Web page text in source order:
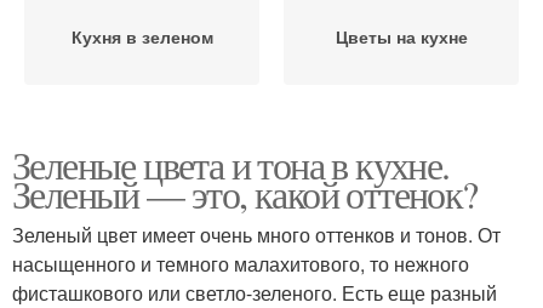
Кухня в зеленом Цветы на кухне
Зеленые цвета и тона в кухне.
Зеленый — это, какой оттенок?
Зеленый цвет имеет очень много оттенков и тонов. От
насыщенного и темного малахитового, то нежного
фисташкового или светло-зеленого. Есть еще разный